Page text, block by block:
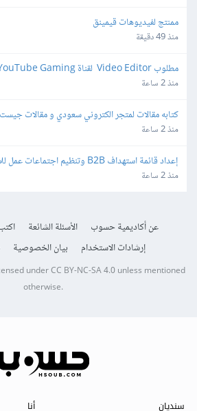
ممنتج لفيديوهات قيمينق
منذ 49 دقيقة
مطلوب Video Editor  لقناة YouTube Gaming – عمل عن بُعد
منذ 2 ساعة
كتابه مقالات لمتجر الكتروني سعودي و مقالات
منذ 2 ساعة
إعداد قائمة استهداف B2B وتنظيم اجتماعات عمل للأنظمة البرمجية
منذ 2 ساعة
عن أكاديمية حسوب الأسئلة الشائعة
إرشادات الاستخدام
بيان الخصوصية
underCC BY-NC-SA 4.0unless mentioned
otherwise.